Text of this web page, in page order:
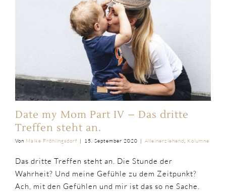
Date my Mom Part IV – Das dritte
Treffen steht an.
Von Maike Fröhlingsdorf | 15. September 2020 | Alleinerziehend, Kolumne
Das dritte Treffen steht an. Die Stunde der
Wahrheit? Und meine Gefühle zu dem Zeitpunkt?
Ach, mit den Gefühlen und mir ist das so ne Sache.